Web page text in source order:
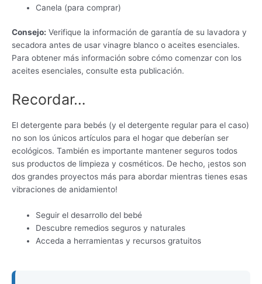
Canela (para comprar)
Consejo: Verifique la información de garantía de su lavadora y
secadora antes de usar vinagre blanco o aceites esenciales.
Para obtener más información sobre cómo comenzar con los
aceites esenciales, consulte esta publicación.
Recordar…
El detergente para bebés (y el detergente regular para el caso)
no son los únicos artículos para el hogar que deberían ser
ecológicos. También es importante mantener seguros todos
sus productos de limpieza y cosméticos. De hecho, ¡estos son
dos grandes proyectos más para abordar mientras tienes esas
vibraciones de anidamiento!
Seguir el desarrollo del bebé
Descubre remedios seguros y naturales
Acceda a herramientas y recursos gratuitos